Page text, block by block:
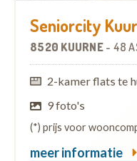
Seniorcity
8520 KUURNE - 48
2-kamer flats te
9 foto's
(*) prijs voor
meer informatie